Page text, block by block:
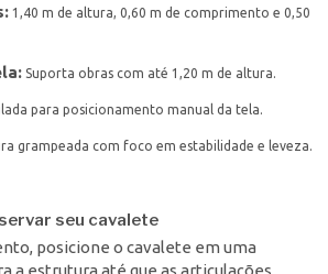
1,40 m de altura, 0,60 m de comprimento e 0,50
Suporta obras com até 1,20 m de altura.
para posicionamento manual da tela.
grampeada com foco em estabilidade e leveza.
seu cavalete
posicione o cavalete em uma
a estrutura até que as articulações